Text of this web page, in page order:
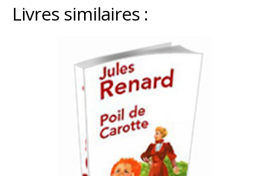
Livres similaires :